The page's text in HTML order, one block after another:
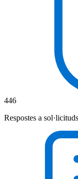
446
Respostes a